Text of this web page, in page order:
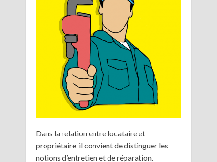
Dans la relation entre locataire et
propriétaire, il convient de distinguer les
notions d’entretien et de réparation.